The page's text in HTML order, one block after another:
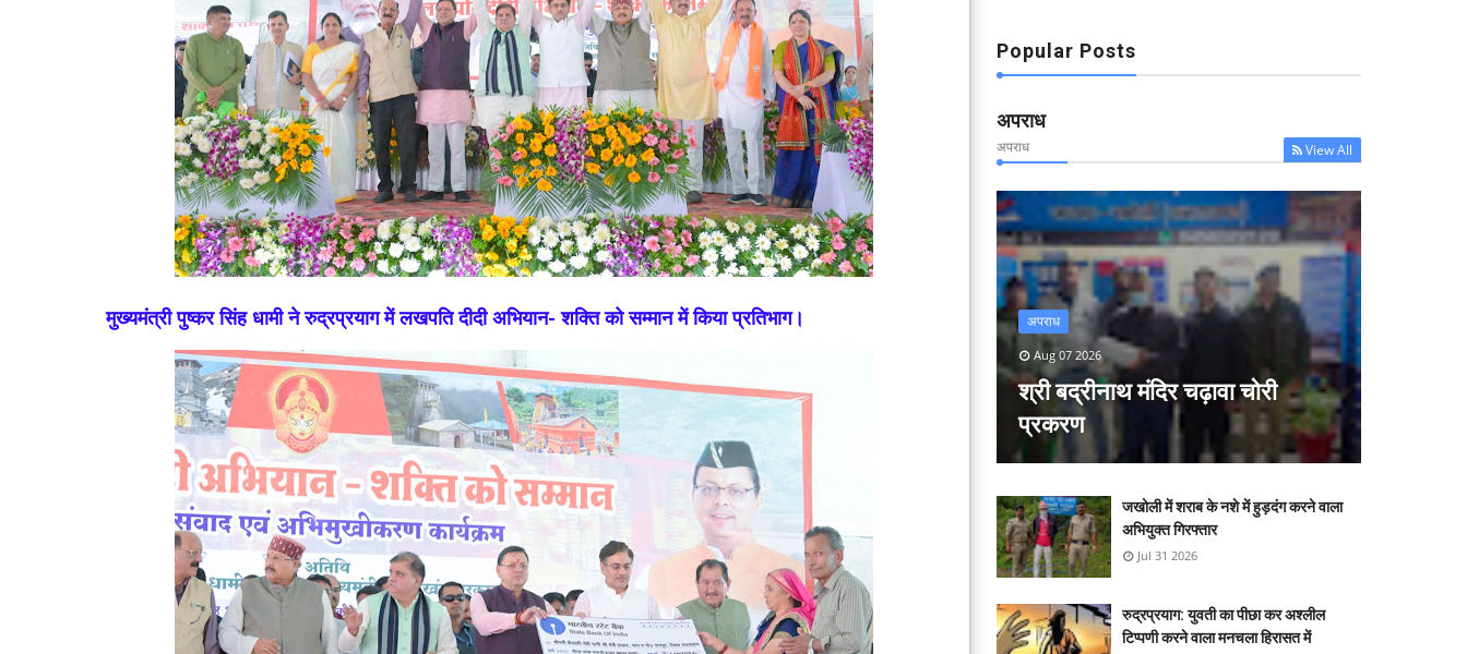
मुख्यमंत्री पुष्कर सिंह धामी ने रुद्रप्रयाग में लखपति दीदी अभियान- शक्ति को सम्मान में किया प्रतिभाग।
Popular Posts
अपराध
अपराध View All
अपराध
Aug 07 2026
श्री बद्रीनाथ मंदिर चढ़ावा चोरी
प्रकरण
जखोली में शराब के नशे में हुड़दंग करने वाला
अभियुक्त गिरफ्तार
Jul 31 2026
रुद्रप्रयाग: युवती का पीछा कर अश्लील
टिप्पणी करने वाला मनचला हिरासत में